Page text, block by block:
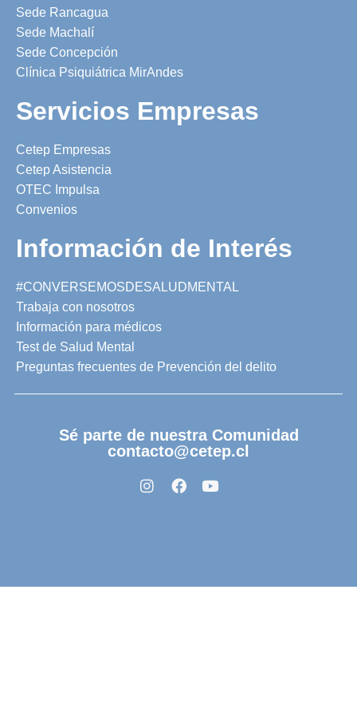
Sede Rancagua
Sede Machalí
Sede Concepción
Clínica Psiquiátrica MirAndes
Servicios Empresas
Cetep Empresas
Cetep Asistencia
OTEC Impulsa
Convenios
Información de Interés
#CONVERSEMOSDESALUDMENTAL
Trabaja con nosotros
Información para médicos
Test de Salud Mental
Preguntas frecuentes de Prevención del delito
Sé parte de nuestra Comunidad
contacto@cetep.cl